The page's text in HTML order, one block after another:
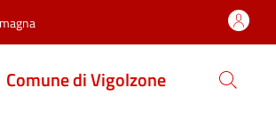
Comune di Vigolzone